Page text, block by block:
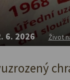
6. 2026 Život